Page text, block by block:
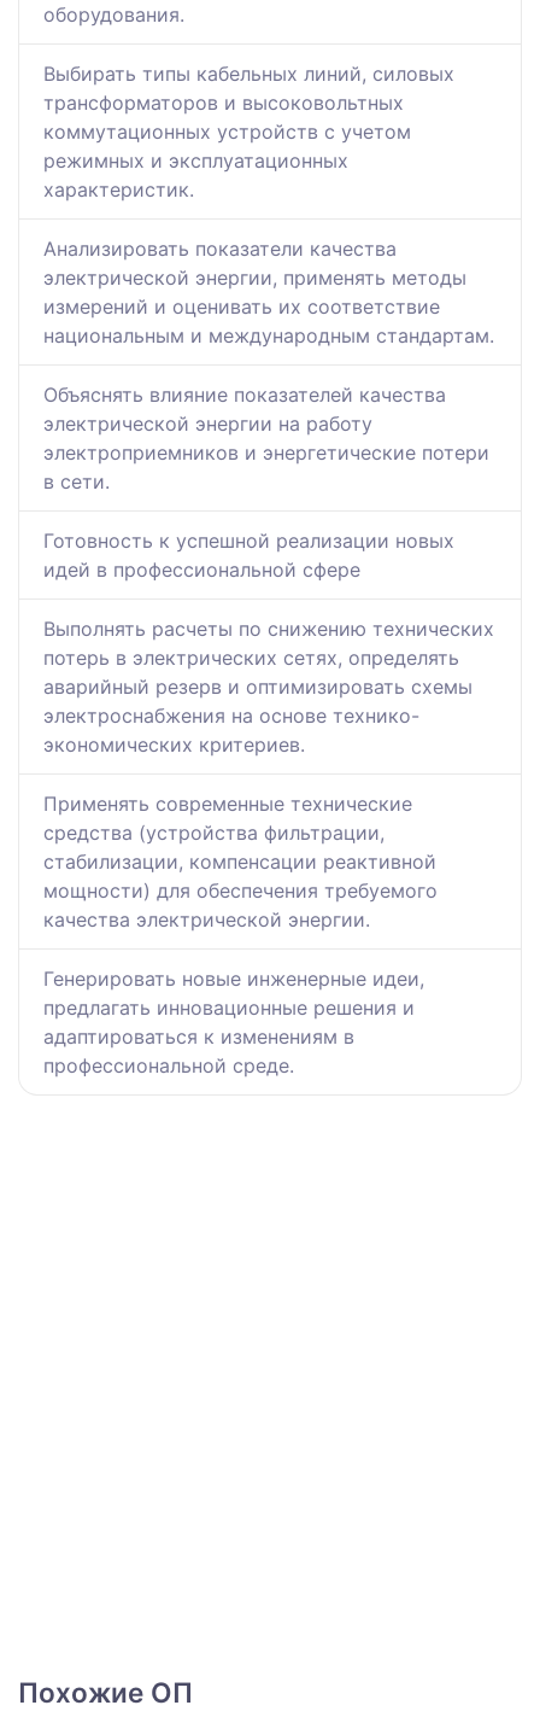
оборудования.
Выбирать типы кабельных линий, силовых
трансформаторов и высоковольтных
коммутационных устройств с учетом
режимных и эксплуатационных
характеристик.
Анализировать показатели качества
электрической энергии, применять методы
измерений и оценивать их соответствие
национальным и международным стандартам.
Объяснять влияние показателей качества
электрической энергии на работу
электроприемников и энергетические потери
в сети.
Готовность к успешной реализации новых
идей в профессиональной сфере
Выполнять расчеты по снижению технических
потерь в электрических сетях, определять
аварийный резерв и оптимизировать схемы
электроснабжения на основе технико-
экономических критериев.
Применять современные технические
средства (устройства фильтрации,
стабилизации, компенсации реактивной
мощности) для обеспечения требуемого
качества электрической энергии.
Генерировать новые инженерные идеи,
предлагать инновационные решения и
адаптироваться к изменениям в
профессиональной среде.
Похожие ОП